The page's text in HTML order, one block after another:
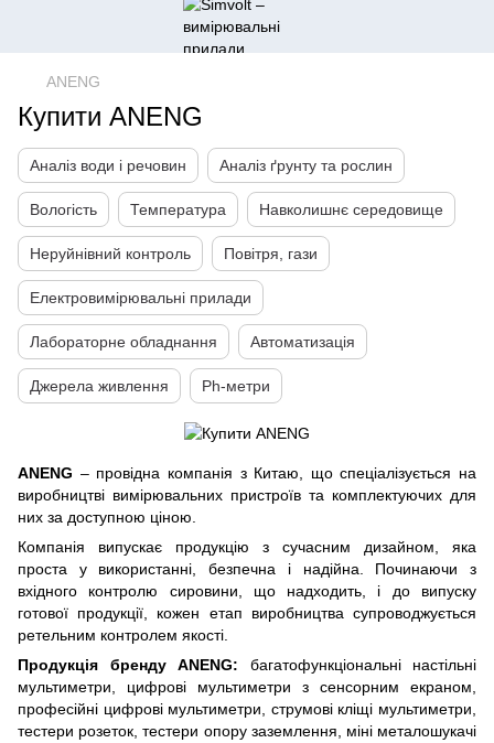
ANENG
Купити ANENG
Аналіз води і речовин Аналіз ґрунту та рослин
Вологість Температура Навколишнє середовище
Неруйнівний контроль Повітря, гази
Електровимірювальні прилади
Лабораторне обладнання Автоматизація
Джерела живлення Ph-метри
ANENG – провідна компанія з Китаю, що спеціалізується на
виробництві вимірювальних пристроїв та комплектуючих для
них за доступною ціною.
Компанія випускає продукцію з сучасним дизайном, яка
проста у використанні, безпечна і надійна. Починаючи з
вхідного контролю сировини, що надходить, і до випуску
готової продукції, кожен етап виробництва супроводжується
ретельним контролем якості.
Продукція бренду ANENG: багатофункціональні настільні
мультиметри, цифрові мультиметри з сенсорним екраном,
професійні цифрові мультиметри, струмові кліщі мультиметри,
тестери розеток, тестери опору заземлення, міні металошукачі